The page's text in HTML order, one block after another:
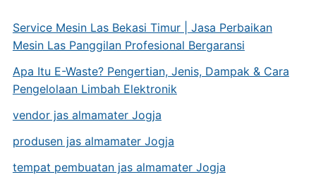
Service Mesin Las Bekasi Timur | Jasa Perbaikan
Mesin Las Panggilan Profesional Bergaransi
Apa Itu E-Waste? Pengertian, Jenis, Dampak & Cara
Pengelolaan Limbah Elektronik
vendor jas almamater Jogja
produsen jas almamater Jogja
tempat pembuatan jas almamater Jogja